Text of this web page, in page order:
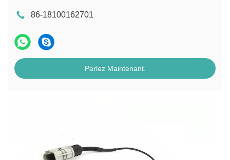
86-18100162701
Parlez Maintenant.